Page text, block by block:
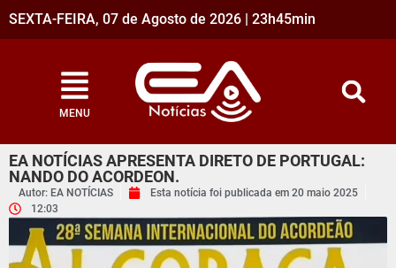
SEXTA-FEIRA, 07 de Agosto de 2026 | 23h45min
MENU
EA NOTÍCIAS APRESENTA DIRETO DE PORTUGAL:
NANDO DO ACORDEON.
Autor: EA NOTÍCIAS Esta notícia foi publicada em 20 maio 2025
12:03